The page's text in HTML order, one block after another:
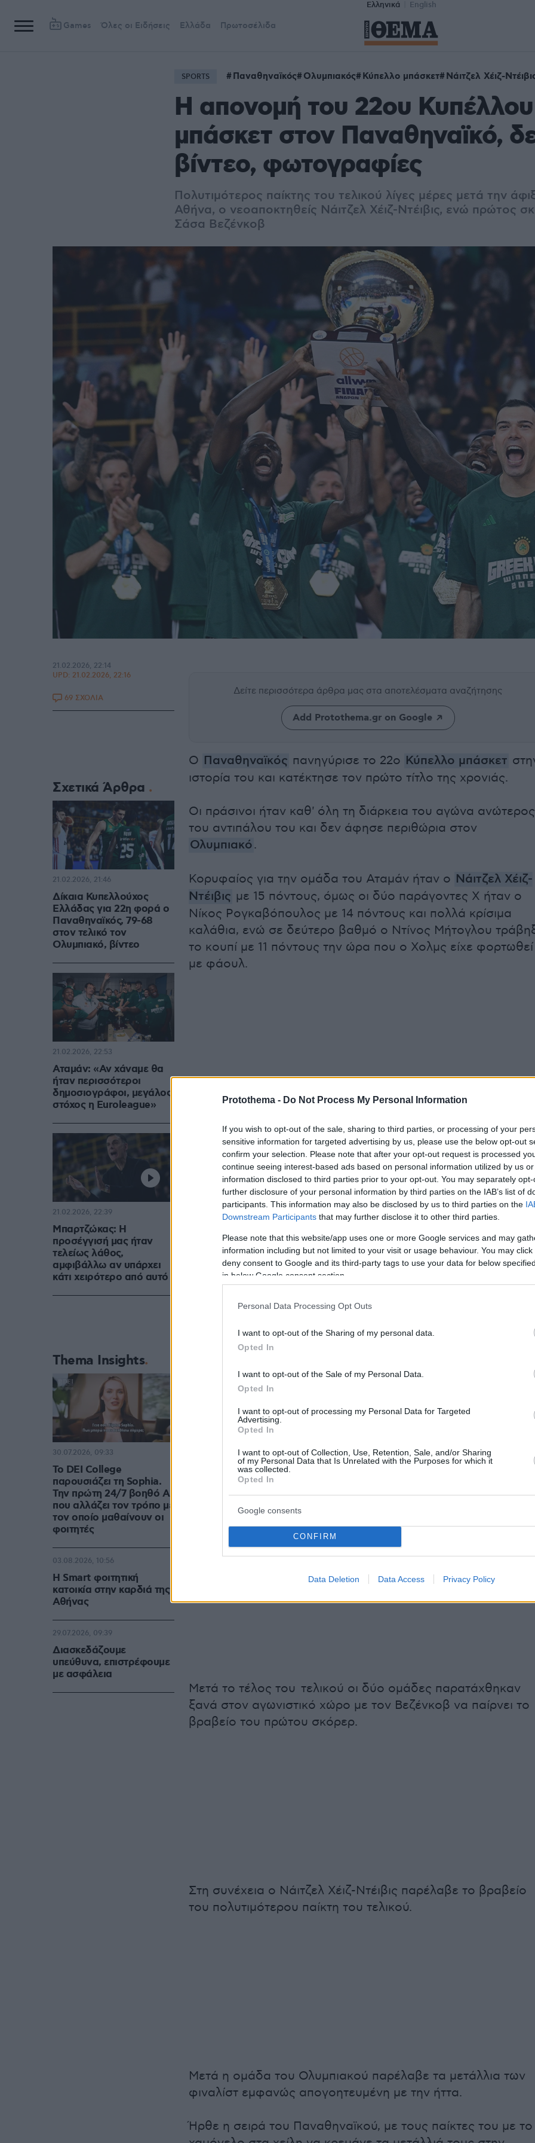
Protothema - Do Not Process My Personal Information
If you wish to opt-out of the sale, sharing to third parties, or processing of your
sensitive information for targeted advertising by us, please use the below opt-out
confirm your selection. Please note that after your opt-out request is processed
continue seeing interest-based ads based on personal information utilized by us
information disclosed to third parties prior to your opt-out. You may separately
further disclosure of your personal information by third parties on the IAB’s list of
participants. This information may also be disclosed by us to third parties on the
Downstream Participants that may further disclose it to other third parties.
Please note that this website/app uses one or more Google services and may
information including but not limited to your visit or usage behaviour. You may
deny consent to Google and its third-party tags to use your data for below
in below Google consent section.
Personal Data Processing Opt Outs
I want to opt-out of the Sharing of my personal data.
Opted In
I want to opt-out of the Sale of my Personal Data.
Opted In
I want to opt-out of processing my Personal Data for Targeted
Advertising.
Opted In
I want to opt-out of Collection, Use, Retention, Sale, and/or Sharing
of my Personal Data that Is Unrelated with the Purposes for which it
was collected.
Opted In
Google consents
CONFIRM
Data Deletion Data Access Privacy Policy
Ελληνικά English
Games Όλες οι Ειδήσεις Ελλάδα Πρωτοσέλιδα
SPORTS Παναθηναϊκός Ολυμπιακός Κύπελλο μπάσκετ Νάιτζελ Χέιζ-
Η απονομή του 22ου Κυπέλλου
μπάσκετ στον Παναθηναϊκό,
βίντεο, φωτογραφίες
Πολυτιμότερος παίκτης του τελικού λίγες μέρες μετά την
Αθήνα, ο νεοαποκτηθείς Νάιτζελ Χέιζ-Ντέιβις, ενώ πρώτος
Σάσα Βεζένκοβ
Δείτε περισσότερα άρθρα μας στα αποτελέσματα αναζήτησης
Add Protothema.gr on Google
Ο Παναθηναϊκός πανηγύρισε το 22ο Κύπελλο μπάσκετ
ιστορία του και κατέκτησε τον πρώτο τίτλο της χρονιάς.
Οι πράσινοι ήταν καθ' όλη τη διάρκεια του αγώνα ανώτερος
του αντιπάλου του και δεν άφησε περιθώρια στον
Ολυμπιακό.
Κορυφαίος για την ομάδα του Αταμάν ήταν ο Νάιτζελ Χέιζ-
Ντέιβις με 15 πόντους, όμως οι δύο παράγοντες Χ ήταν ο
Νίκος Ρογκαβόπουλος με 14 πόντους και πολλά κρίσιμα
καλάθια, ενώ σε δεύτερο βαθμό ο Ντίνος Μήτογλου
το κουπί με 11 πόντους την ώρα που ο Χολμς είχε φορτωθεί
με φάουλ.
Πλέον το «τριφύλλι» μετράει συνολικά 72 τίτλους στο
μπάσκετ.
Το Διηπειρωτικό Κύπελλο του 1996, επτά EuroLeague, 41
Μετά το τέλος του τελικού οι δύο ομάδες παρατάχθηκαν
ξανά στον αγωνιστικό χώρο με τον Βεζένκοβ να παίρνει το
βραβείο του πρώτου σκόρερ.
Στη συνέχεια ο Νάιτζελ Χέιζ-Ντέιβις παρέλαβε το βραβείο
του πολυτιμότερου παίκτη του τελικού.
Μετά η ομάδα του Ολυμπιακού παρέλαβε τα μετάλλια των
φιναλίστ εμφανώς απογοητευμένη με την ήττα.
Ήρθε η σειρά του Παναθηναϊκού, με τους παίκτες του με το
21.02.2026, 22:14
UPD: 21.02.2026, 22:16
69 ΣΧΟΛΙΑ
Σχετικά Άρθρα
Δίκαια Κυπελλούχος
Ελλάδας για 22η φορά ο
Παναθηναϊκός, 79-68
στον τελικό τον
Ολυμπιακό, βίντεο
21.02.2026, 21:46
Αταμάν: «Αν χάναμε θα
ήταν περισσότεροι
δημοσιογράφοι, μεγάλος
στόχος η Euroleague»
21.02.2026, 22:53
Μπαρτζώκας: Η
προσέγγισή μας ήταν
τελείως λάθος,
αμφιβάλλω αν υπάρχει
κάτι χειρότερο από αυτό
21.02.2026, 22:39
Thema Insights
Το DEI College
παρουσιάζει τη Sophia.
Την πρώτη 24/7 βοηθό AI
που αλλάζει τον τρόπο με
τον οποίο μαθαίνουν οι
φοιτητές
30.07.2026, 09:33
Η Smart φοιτητική
κατοικία στην καρδιά της
Αθήνας
03.08.2026, 10:56
Διασκεδάζουμε
υπεύθυνα, επιστρέφουμε
με ασφάλεια
29.07.2026, 09:39